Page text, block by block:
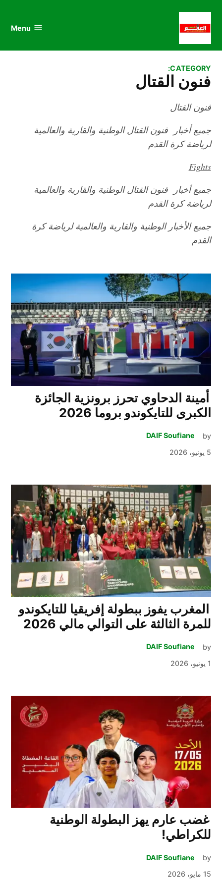
Menu
CATEGORY:
فنون القتال
فنون القتال
جميع أخبار فنون القتال الوطنية والقارية والعالمية
لرياضة كرة القدم
Fights
جميع أخبار فنون القتال الوطنية والقارية والعالمية
لرياضة كرة القدم
جميع الأخبار الوطنية والقارية والعالمية لرياضة كرة
القدم
أمينة الدحاوي تحرز برونزية الجائزة
الكبرى للتايكوندو بروما 2026
by
DAIF Soufiane
5 يونيو، 2026
المغرب يفوز ببطولة إفريقيا للتايكوندو
للمرة الثالثة على التوالي مالي 2026
by
DAIF Soufiane
1 يونيو، 2026
غضب عارم يهز البطولة الوطنية
للكراطي!
by
DAIF Soufiane
15 مايو، 2026